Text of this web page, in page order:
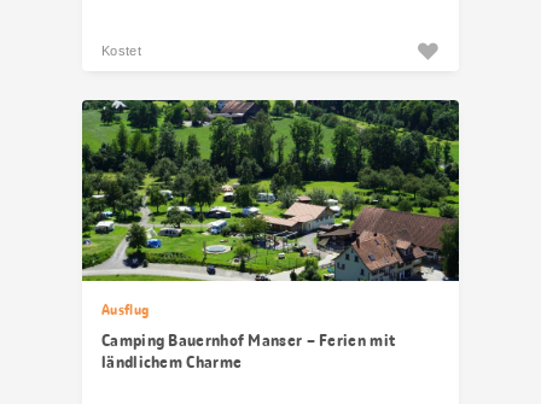
Kostet
Ausflug
Camping Bauernhof Manser – Ferien mit
ländlichem Charme